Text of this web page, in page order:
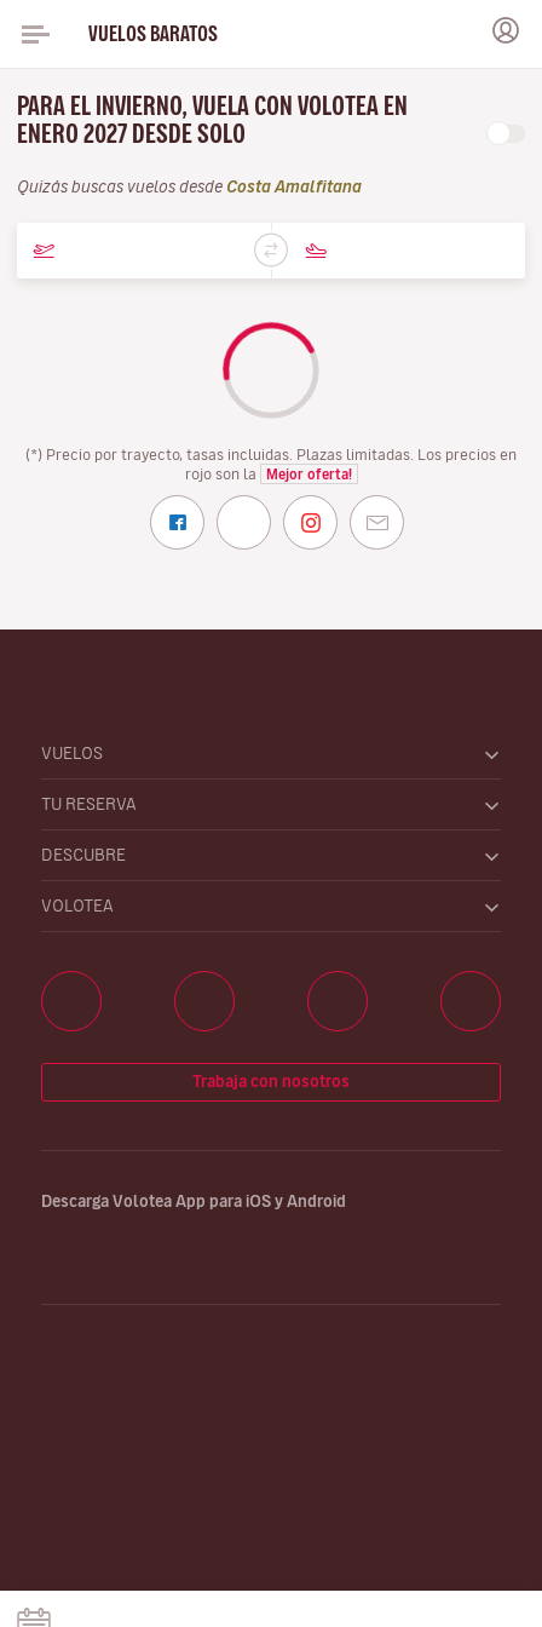
VUELOS BARATOS
PARA EL INVIERNO, VUELA CON VOLOTEA EN
ENERO 2027 DESDE SOLO
Quizás buscas vuelos desde Costa Amalfitana
(*) Precio por trayecto, tasas incluidas. Plazas limitadas. Los precios en
rojo son la
Mejor oferta!
VUELOS
TU RESERVA
DESCUBRE
VOLOTEA
Trabaja con nosotros
Descarga Volotea App para iOS y Android